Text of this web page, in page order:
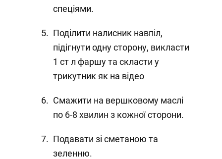
спеціями.
Поділити налисник навпіл,
підігнути одну сторону, викласти
1 ст л фаршу та скласти у
трикутник як на відео
Смажити на вершковому маслі
по 6-8 хвилин з кожної сторони.
Подавати зі сметаною та
зеленню.